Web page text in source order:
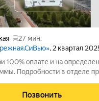
27 мин.
, 2 квартал
100% оплате и на
в отделе продаж по
этаже. Общая площадь
Позвонить